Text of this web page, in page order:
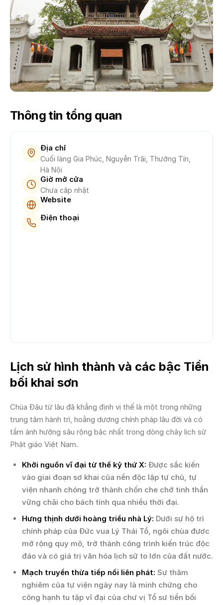
Thông tin tổng quan
Địa chỉ
Cuối làng Gia Phúc, Nguyễn Trãi, Thường Tín,
Hà Nội
Giờ mở cửa
Chưa cập nhật
Website
Điện thoại
Lịch sử hình thành và các bậc Tiền
bối khai sơn
Chùa Đậu từ lâu đã khẳng định vị thế là một trong những
trung tâm hành trì, hoằng dương chính pháp lâu đời và có
tầm ảnh hưởng sâu rộng bậc nhất trong dòng chảy lịch sử
Phật giáo Việt Nam.
Khởi nguồn vĩ đại từ thế kỷ thứ X: Được sắc kiến
vào giai đoạn sơ khai của nền độc lập tự chủ, tự
viện nhanh chóng trở thành chốn che chở tinh thần
vững chãi cho bách tính qua nhiều thời đại.
Hưng thịnh dưới hoàng triều nhà Lý: Dưới sự hộ trì
chính pháp của Đức vua Lý Thái Tổ, ngôi chùa được
mở rộng quy mô, trở thành công trình kiến trúc độc
đáo và có giá trị văn hóa lịch sử to lớn của đất nước.
Mạch truyền thừa tiếp nối liên phát: Sự thâm
nghiêm của tự viện ngày nay là minh chứng cho
công hạnh tu tập vĩ đại của chư vị Tổ sư tiền bối